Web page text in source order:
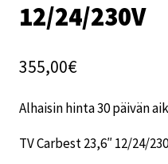
12/24/230V
355,00€
Alhaisin hinta 30 päivän
TV Carbest 23,6″ 12/24/